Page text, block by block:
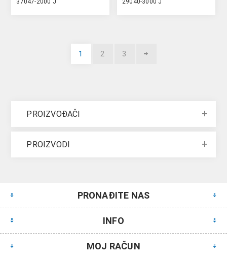
37047-2000 J 29040-3000 J
1 2 3
PROIZVOĐAČI
PROIZVODI
PRONAĐITE NAS
INFO
MOJ RAČUN